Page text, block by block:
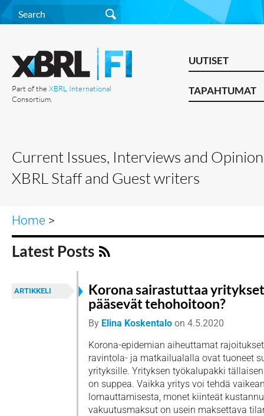
Part of the XBRL International
Consortium.
UUTISET
TAPAHTUMAT
Current Issues, Interviews and
XBRL Staff and Guest writers
Home >
Latest Posts
ARTIKKELI
Korona sairastuttaa
pääsevät tehohoitoon?
By Elina Koskentalo on 4.5.2020
Korona-epidemian aiheuttamat
ravintola- ja matkailualalla ovat tuoneet
yrityksille. Yrityksen työkalupakki
on suppea. Vaikka yritys voi tehdä
lomauttamisesta, monet kiinteät
vakuutusmaksut on usein maksettava